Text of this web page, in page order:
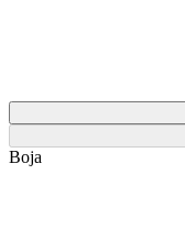
Boja